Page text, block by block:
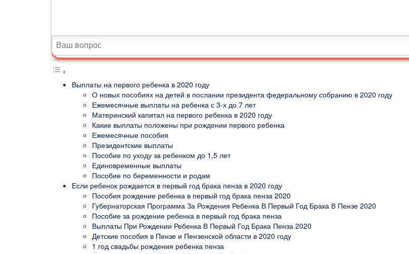
Выплаты на первого ребенка в 2020 году
О новых пособиях на детей в послании президента федеральному собранию в 2020 году
Ежемесячные выплаты на ребенка с 3-х до 7 лет
Материнский капитал на первого ребенка в 2020 году
Какие выплаты положены при рождении первого ребенка
Ежемесячные пособия
Президентские выплаты
Пособие по уходу за ребенком до 1,5 лет
Единовременные выплаты
Пособие по беременности и родам
Если ребенок рождается в первый год брака пенза в 2020 году
Пособия рождение ребенка в первый год брака пенза 2020
Губернаторская Программа За Рождения Ребенка В Первый Год Брака В Пензе 2020
Пособие за рождение ребенка в первый год брака пенза
Выплаты При Рождении Ребенка В Первый Год Брака Пенза 2020
Детские пособия в Пензе и Пензенской области в 2020 году
1 год свадьбы рождения ребенка пенза